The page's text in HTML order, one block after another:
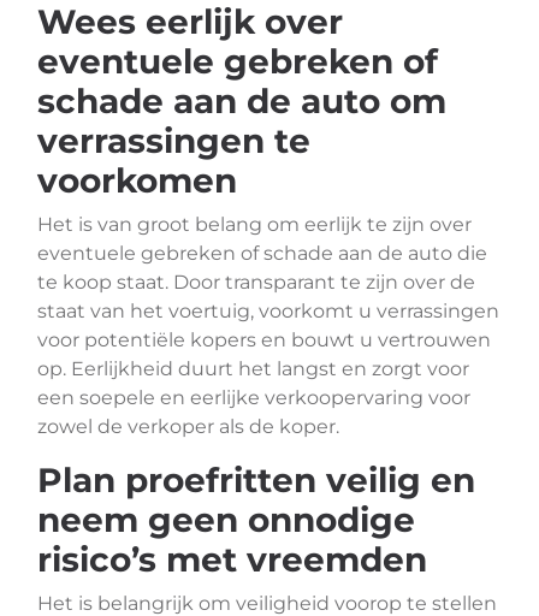
Wees eerlijk over
eventuele gebreken of
schade aan de auto om
verrassingen te
voorkomen
Het is van groot belang om eerlijk te zijn over
eventuele gebreken of schade aan de auto die
te koop staat. Door transparant te zijn over de
staat van het voertuig, voorkomt u verrassingen
voor potentiële kopers en bouwt u vertrouwen
op. Eerlijkheid duurt het langst en zorgt voor
een soepele en eerlijke verkoopervaring voor
zowel de verkoper als de koper.
Plan proefritten veilig en
neem geen onnodige
risico’s met vreemden
Het is belangrijk om veiligheid voorop te stellen